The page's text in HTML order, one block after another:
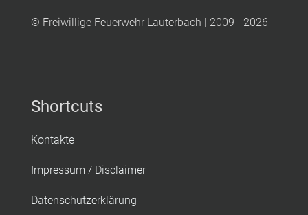
© Freiwillige Feuerwehr Lauterbach | 2009 - 2026
Shortcuts
Kontakte
Impressum / Disclaimer
Datenschutzerklärung